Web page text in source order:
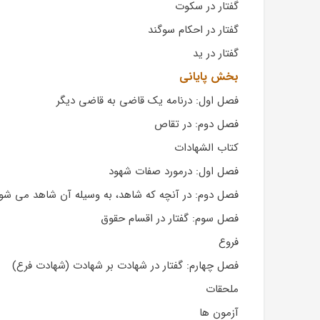
گفتار در سکوت
گفتار در احکام سوگند
گفتار در ید
بخش پایانی
فصل اول: درنامه یک قاضی به قاضی دیگر
فصل دوم: در تقاص
کتاب الشهادات
فصل اول: درمورد صفات شهود
فصل دوم: در آنچه که شاهد، به وسیله آن شاهد می
فصل سوم: گفتار در اقسام حقوق
فروع
فصل چهارم: گفتار در شهادت بر شهادت (شهادت فرع)
ملحقات
آزمون ها